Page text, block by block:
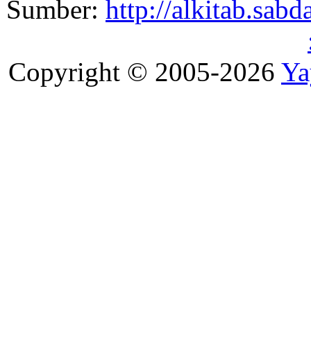
Sumber: http://
Copyright © 2005-2026